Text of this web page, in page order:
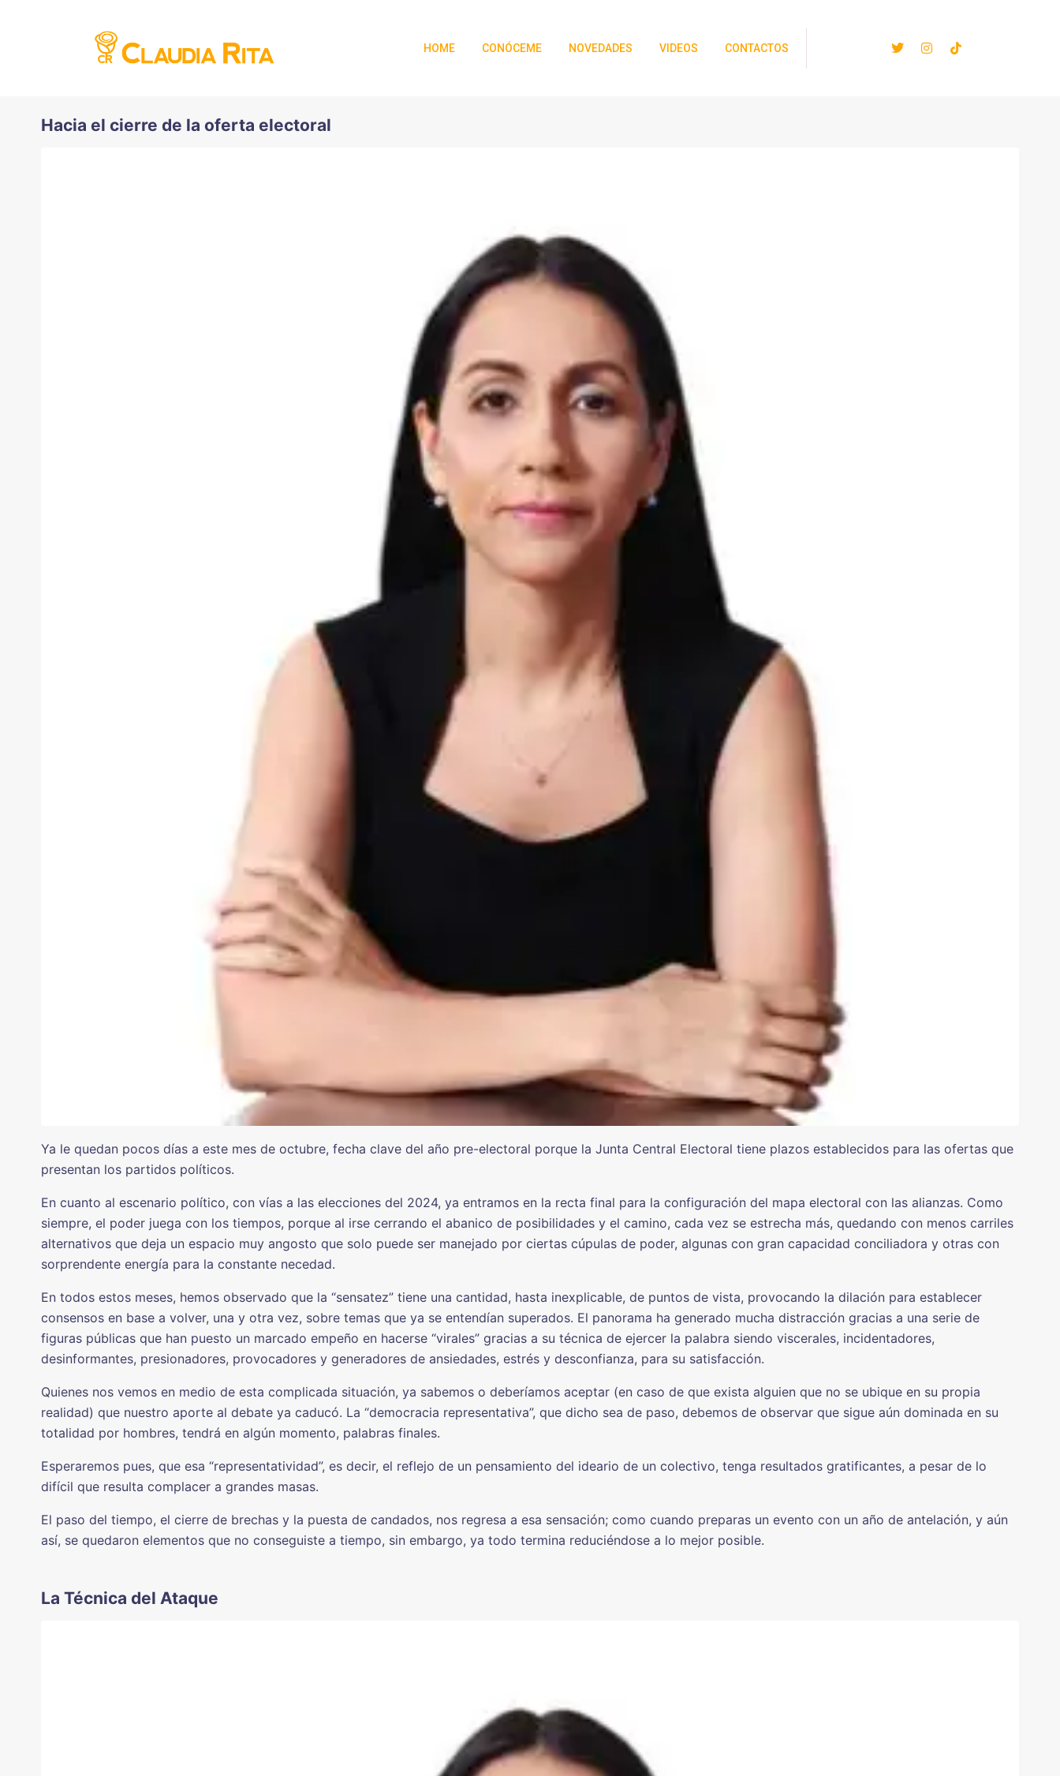
HOME CONÓCEME NOVEDADES VIDEOS CONTACTOS
Hacia el cierre de la oferta electoral
Ya le quedan pocos días a este mes de octubre, fecha clave del año pre-electoral porque la Junta Central Electoral tiene plazos establecidos para las ofertas que
presentan los partidos políticos.
En cuanto al escenario político, con vías a las elecciones del 2024, ya entramos en la recta final para la configuración del mapa electoral con las alianzas. Como
siempre, el poder juega con los tiempos, porque al irse cerrando el abanico de posibilidades y el camino, cada vez se estrecha más, quedando con menos carriles
alternativos que deja un espacio muy angosto que solo puede ser manejado por ciertas cúpulas de poder, algunas con gran capacidad conciliadora y otras con
sorprendente energía para la constante necedad.
En todos estos meses, hemos observado que la “sensatez” tiene una cantidad, hasta inexplicable, de puntos de vista, provocando la dilación para establecer
consensos en base a volver, una y otra vez, sobre temas que ya se entendían superados. El panorama ha generado mucha distracción gracias a una serie de
figuras públicas que han puesto un marcado empeño en hacerse “virales” gracias a su técnica de ejercer la palabra siendo viscerales, incidentadores,
desinformantes, presionadores, provocadores y generadores de ansiedades, estrés y desconfianza, para su satisfacción.
Quienes nos vemos en medio de esta complicada situación, ya sabemos o deberíamos aceptar (en caso de que exista alguien que no se ubique en su propia
realidad) que nuestro aporte al debate ya caducó. La “democracia representativa”, que dicho sea de paso, debemos de observar que sigue aún dominada en su
totalidad por hombres, tendrá en algún momento, palabras finales.
Esperaremos pues, que esa “representatividad”, es decir, el reflejo de un pensamiento del ideario de un colectivo, tenga resultados gratificantes, a pesar de lo
difícil que resulta complacer a grandes masas.
El paso del tiempo, el cierre de brechas y la puesta de candados, nos regresa a esa sensación; como cuando preparas un evento con un año de antelación, y aún
así, se quedaron elementos que no conseguiste a tiempo, sin embargo, ya todo termina reduciéndose a lo mejor posible.
La Técnica del Ataque